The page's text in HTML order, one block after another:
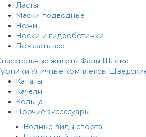
Ласты
Маски подводные
Ножи
Носки и гидроботинки
Показать все
жилеты Фалы Шлема
Уличные комплексы
Канаты
Качели
Кольца
Прочие аксессуары
Водные виды спорта